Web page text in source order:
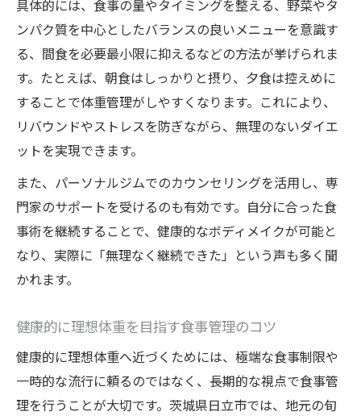
具体的には、食事の量やタイミングを整える、野菜やタ
ンパク質を中心としたバランスの良いメニューを意識す
る、間食を必要最小限に抑えるなどの方法が挙げられま
す。たとえば、朝食はしっかりと摂り、夕食は控えめに
することで体重管理がしやすくなります。これにより、
リバウンドやストレスを防ぎながら、無理のないダイエ
ットを実現できます。
また、パーソナルジムでのカウンセリングを活用し、専
門家のサポートを受けるのも有効です。自分に合った食
事術を継続することで、健康的なボディメイクが可能と
なり、実際に「無理なく継続できた」という声も多く聞
かれます。
健康的に理想体重を目指す食事管理のコツ
健康的に理想体重へ近づくためには、極端な食事制限や
一時的な流行に頼るのではなく、長期的な視点で食事管
理を行うことが大切です。茨城県日立市では、地元の旬